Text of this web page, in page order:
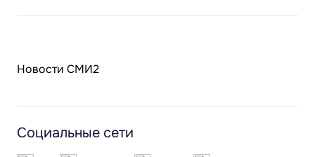
Новости СМИ2
Социальные сети